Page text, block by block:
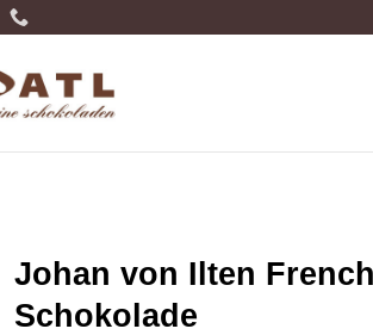
Johan von Ilten
Schokolade